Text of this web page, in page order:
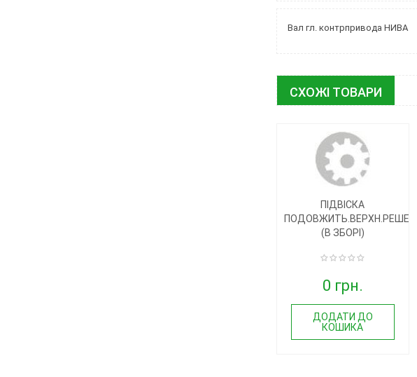
Вал гл. контрпривода НИВА
СХОЖІ ТОВАРИ
ПІДВІСКА
ПОДОВЖИТЬ.ВЕРХН.РЕШЕТА
(В ЗБОРІ)
0 грн.
ДОДАТИ ДО
КОШИКА